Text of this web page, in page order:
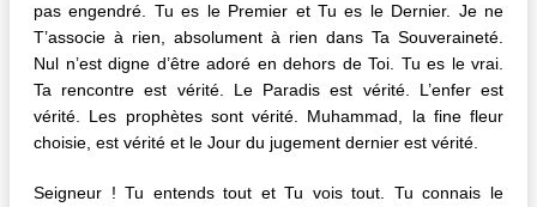
pas engendré. Tu es le Premier et Tu es le Dernier. Je ne
T’associe à rien, absolument à rien dans Ta Souveraineté.
Nul n’est digne d’être adoré en dehors de Toi. Tu es le vrai.
Ta rencontre est vérité. Le Paradis est vérité. L’enfer est
vérité. Les prophètes sont vérité. Muhammad, la fine fleur
choisie, est vérité et le Jour du jugement dernier est vérité.
Seigneur ! Tu entends tout et Tu vois tout. Tu connais le